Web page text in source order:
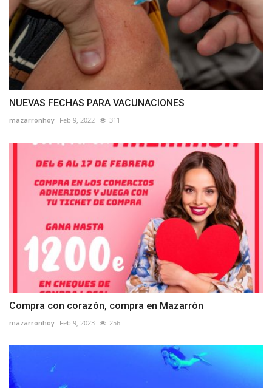
NUEVAS FECHAS PARA VACUNACIONES
mazarronhoy Feb 9, 2022 311
Compra con corazón, compra en Mazarrón
mazarronhoy Feb 9, 2023 256